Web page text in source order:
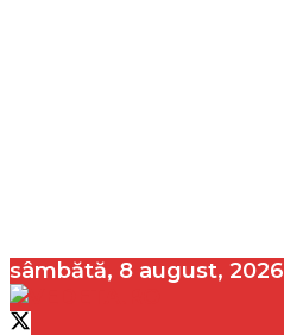
sâmbătă, 8 august, 2026